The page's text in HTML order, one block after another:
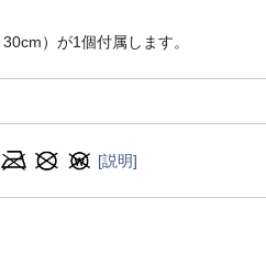
）が1個付属します。
[説明]